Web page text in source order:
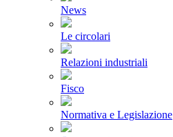
News
Le circolari
Relazioni industriali
Fisco
Normativa e Legislazione